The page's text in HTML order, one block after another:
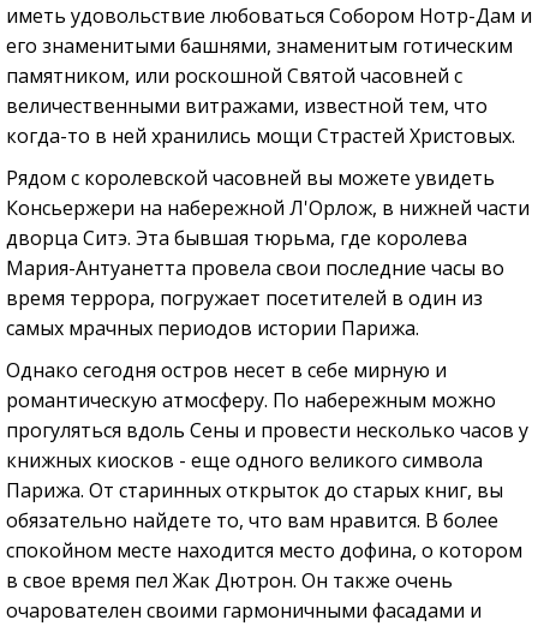
иметь удовольствие любоваться Собором Нотр-Дам и
его знаменитыми башнями, знаменитым готическим
памятником, или роскошной Святой часовней с
величественными витражами, известной тем, что
когда-то в ней хранились мощи Страстей Христовых.
Рядом с королевской часовней вы можете увидеть
Консьержери на набережной Л'Орлож, в нижней части
дворца Ситэ. Эта бывшая тюрьма, где королева
Мария-Антуанетта провела свои последние часы во
время террора, погружает посетителей в один из
самых мрачных периодов истории Парижа.
Однако сегодня остров несет в себе мирную и
романтическую атмосферу. По набережным можно
прогуляться вдоль Сены и провести несколько часов у
книжных киосков - еще одного великого символа
Парижа. От старинных открыток до старых книг, вы
обязательно найдете то, что вам нравится. В более
спокойном месте находится место дофина, о котором
в свое время пел Жак Дютрон. Он также очень
очарователен своими гармоничными фасадами и